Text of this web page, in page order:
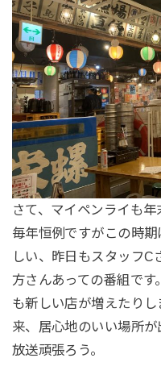
さて、マイペンライも年
毎年恒例ですがこの時
しい、昨日もスタッフ
方さんあっての番組で
も新しい店が増えたり
来、居心地のいい場所
放送頑張ろう。